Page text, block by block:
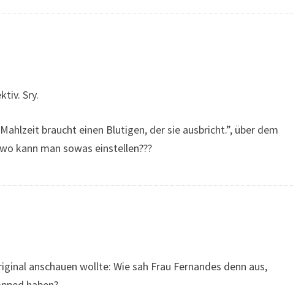
Sry.
braucht einen Blutigen, der sie ausbricht.”, über dem
kann man sowas einstellen???
anschauen wollte: Wie sah Frau Fernandes denn aus,